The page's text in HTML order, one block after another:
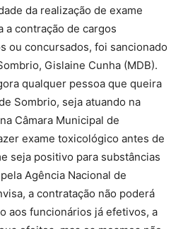
da realização de exame
a contração de cargos
ou concursados, foi sancionado
Gislaine Cunha (MDB).
qualquer pessoa que queira
Sombrio, seja atuando na
Câmara Municipal de
exame toxicológico antes de
seja positivo para substâncias
Agência Nacional de
a contratação não poderá
aos funcionários já efetivos, a